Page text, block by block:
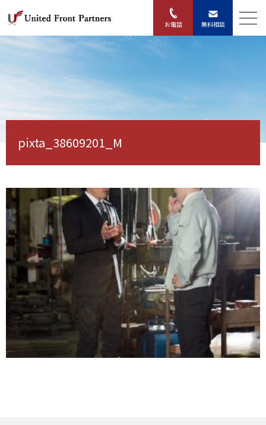
お電話 無料相談
pixta_38609201_M